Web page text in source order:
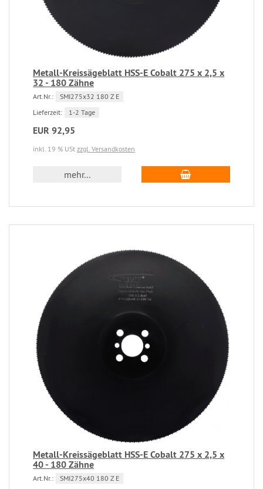
Metall-Kreissägeblatt HSS-E Cobalt 275 x 2,5 x
32 - 180 Zähne
Art.Nr.:
SMI275x32 180 Z E
Lieferzeit:
1-2 Tage
EUR 92,95
inkl. 19 % USt zzgl. Versandkosten
mehr...
Metall-Kreissägeblatt HSS-E Cobalt 275 x 2,5 x
40 - 180 Zähne
Art.Nr.:
SMI275x40 180 Z E